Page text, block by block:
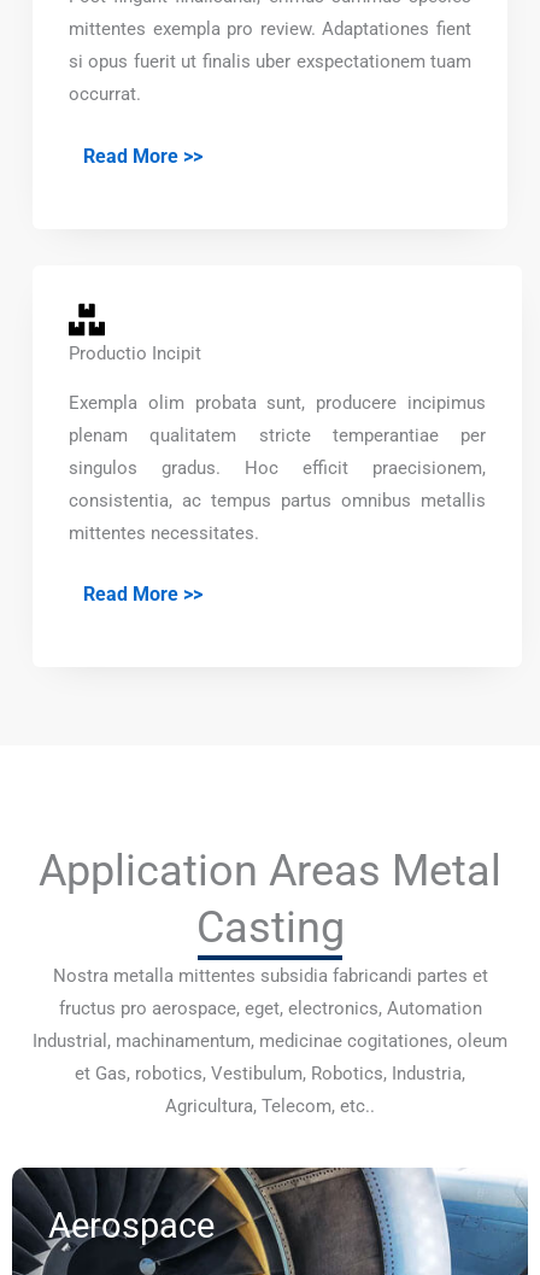
mittentes exempla pro review. Adaptationes fient
si opus fuerit ut finalis uber exspectationem tuam
occurrat.
Read More >>
Productio Incipit
Exempla olim probata sunt, producere incipimus
plenam qualitatem stricte temperantiae per
singulos gradus. Hoc efficit praecisionem,
consistentia, ac tempus partus omnibus metallis
mittentes necessitates.
Read More >>
Application Areas Metal
Casting
Nostra metalla mittentes subsidia fabricandi partes et
fructus pro aerospace, eget, electronics, Automation
Industrial, machinamentum, medicinae cogitationes, oleum
et Gas, robotics, Vestibulum, Robotics, Industria,
Agricultura, Telecom, etc..
Aerospace